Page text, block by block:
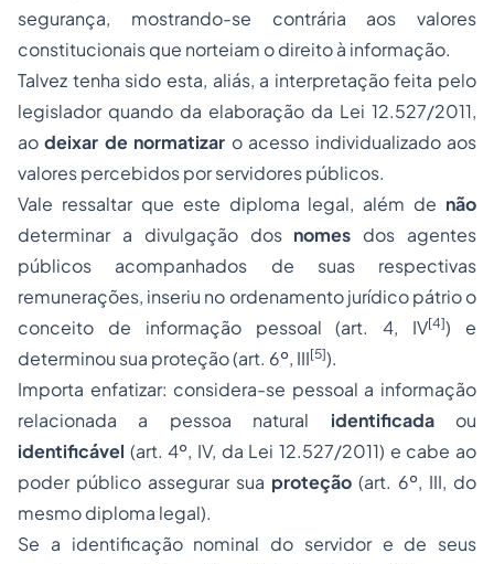
segurança, mostrando-se contrária aos valores
constitucionais que norteiam o direito à informação.
Talvez tenha sido esta, aliás, a interpretação feita pelo
legislador quando da elaboração da Lei 12.527/2011,
aodeixar de normatizar o acesso individualizado aos
valores percebidos por servidores públicos.
Vale ressaltar que este diploma legal, além de não
determinar a divulgação dos nomes dos agentes
públicos acompanhados de suas respectivas
remunerações, inseriu no ordenamento jurídico pátrio o
conceito de informação pessoal (art. 4, IV[4]) e
determinou sua proteção (art. 6º, III[5]).
Importa enfatizar: considera-se pessoal a informação
relacionada a pessoa natural identificadaou
identificável (art. 4º, IV, da Lei 12.527/2011) e cabe ao
poder público assegurar sua proteção (art. 6º, III, do
mesmo diploma legal).
Se a identificação nominal do servidor e de seus